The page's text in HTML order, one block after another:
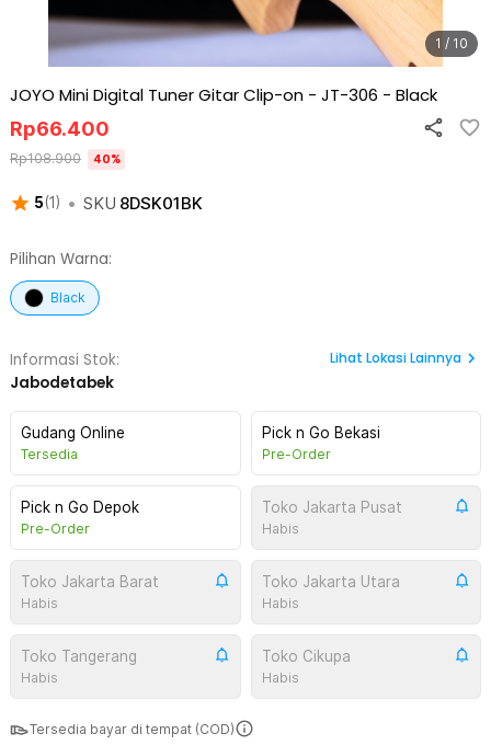
1 / 10
JOYO Mini Digital Tuner Gitar Clip-on - JT-306 - Black
5(1 ) • SKU 8DSK01BK
Rp66.400
Rp108.900 40%
Pilihan Warna:
Black
Informasi Stok:
Jabodetabek
Lihat Lokasi Lainnya
Gudang Online
Tersedia
Pick n Go Bekasi
Pre-Order
Pick n Go Depok
Pre-Order
Toko Jakarta Pusat
Habis
Toko Jakarta Barat
Habis
Toko Jakarta Utara
Habis
Toko Tangerang
Habis
Toko Cikupa
Habis
Tersedia bayar di tempat (COD)